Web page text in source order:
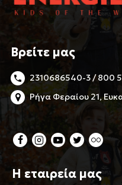
Βρείτε μας
2310686540-3 / 800
Ρήγα Φεραίου 21,
Η εταιρεία μας